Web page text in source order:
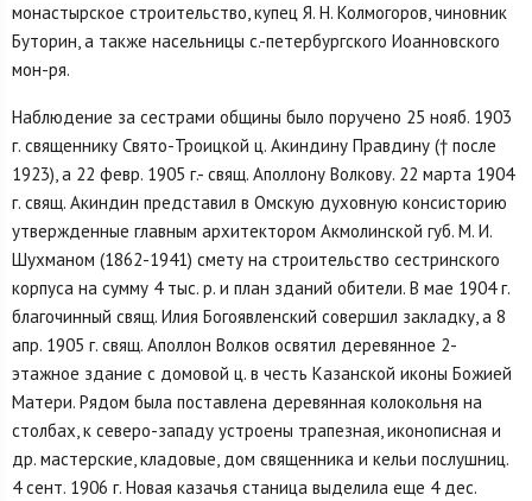
монастырское строительство, купец Я. Н. Колмогоров, чиновник
Буторин, а также насельницы с.-петербургского Иоанновского
мон-ря.
Наблюдение за сестрами общины было поручено 25 нояб. 1903
г. священнику Свято-Троицкой ц. Акиндину Правдину († после
1923), а 22 февр. 1905 г.- свящ. Аполлону Волкову. 22 марта 1904
г. свящ. Акиндин представил в Омскую духовную консисторию
утвержденные главным архитектором Акмолинской губ. М. И.
Шухманом (1862-1941) смету на строительство сестринского
корпуса на сумму 4 тыс. р. и план зданий обители. В мае 1904 г.
благочинный свящ. Илия Богоявленский совершил закладку, а 8
апр. 1905 г. свящ. Аполлон Волков освятил деревянное 2-
этажное здание с домовой ц. в честь Казанской иконы Божией
Матери. Рядом была поставлена деревянная колокольня на
столбах, к северо-западу устроены трапезная, иконописная и
др. мастерские, кладовые, дом священника и кельи послушниц.
4 сент. 1906 г. Новая казачья станица выделила еще 4 дес.